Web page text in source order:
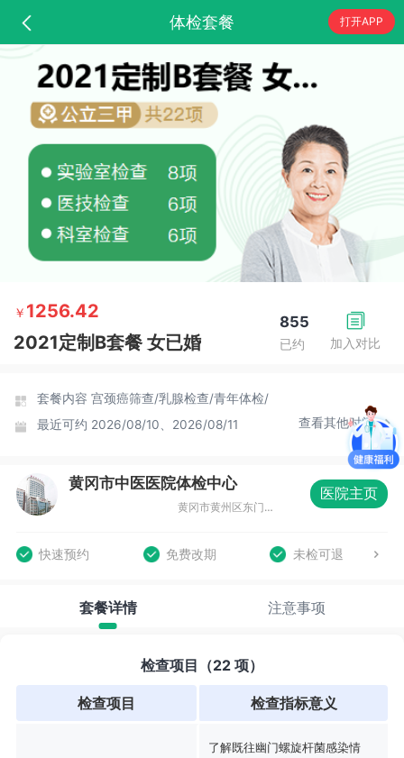
体检套餐 打开APP
加入对比
855
已约
￥ 1256.42
2021定制B套餐 女已婚
套餐内容 宫颈癌筛查/乳腺检查/青年体检/
最近可约 2026/08/10、2026/08/11 查看其他时间
黄冈市中医医院体检中心
黄冈市黄州区东门路19号健康体检中心
医院主页
快速预约 免费改期 未检可退
套餐详情 注意事项
检查项目（22 项）
检查项目 检查指标意义
了解既往幽门螺旋杆菌感染情